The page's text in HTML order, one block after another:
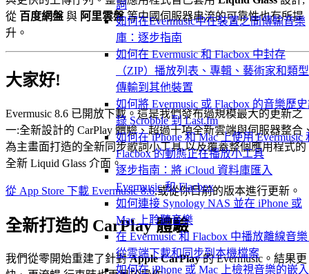
詞
如何在Evermusic中在裝置之間傳輸音樂
庫：逐步指南
如何在 Evermusic 和 Flacbox 中封存
（ZIP）播放列表、專輯、藝術家和類
傳輸到其他裝置
如何將 Evermusic 或 Flacbox 的音樂歷
錄 Scrobble 到 Last.fm
如何在 iPhone 和 Mac 上使用 Evermusic
Flacbox 的動態正在播放小工具
逐步指南：將 iCloud 資料庫匯入
Evermusic 和 Flacbox
如何連接 Synology NAS 並在 iPhone 或
Mac 上聆聽音樂
在 Evermusic 和 Flacbox 中播放離線音
從雲端下載和同步到本機檔案
如何在 iPhone 或 Mac 上檢視音樂的嵌
從 百度網盤 與 阿里雲盤等中國伺服器串流的可靠性也有所提
升。
大家好!
Evermusic 8.6 已開放下載。這是我們發布過規模最大的更新之
一:全新設計的 CarPlay 體驗、超過十項全新雲端與伺服器整合
為主畫面打造的全新同步歌詞小工具,以及覆蓋整個應用程式的
全新 Liquid Glass 介面。
從 App Store 下載 Evermusic 8.6,或從你目前的版本進行更新。
全新打造的 CarPlay 體驗
我們從零開始重建了針對Apple CarPlay的 Evermusic。結果更